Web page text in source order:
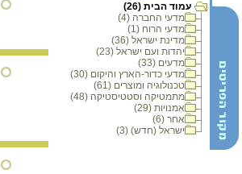
עמוד הבית (26)
מדעי החברה (4)
מדעי הרוח (1)
מדינת ישראל (36)
יהדות ועם ישראל (23)
מדעים (33)
מדעי כדור-הארץ והיקום (30)
טכנולוגיה ומוצרים (61)
מתמטיקה וסטטיסטיקה (48)
אמנויות (29)
אחר (6)
ישראל (חדש) (3)